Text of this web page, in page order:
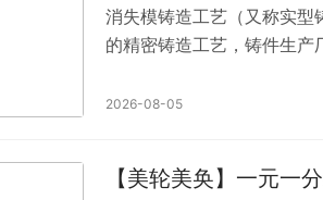
消失模铸造工艺（又称实型
的精密铸造工艺，铸件生
2026-08-05
【美轮美奂】一元一